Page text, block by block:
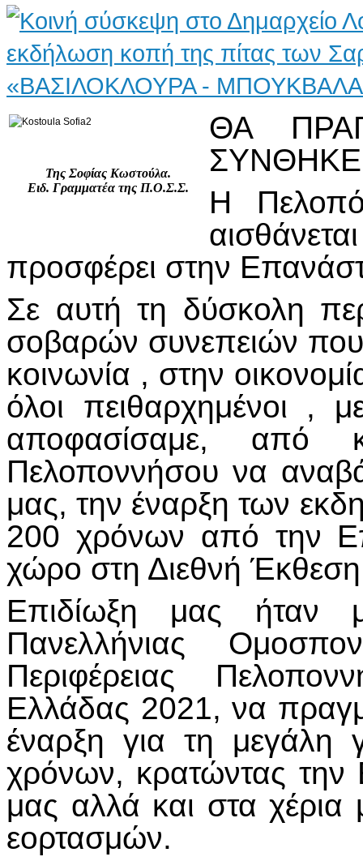
Της Σοφίας Κωστούλα.
Ειδ. Γραμματέα της Π.Ο.Σ.Σ.
ΘΑ
Η
προσφέρει στην
Σε αυτή τη δύσκολη
σοβαρών συνεπειών που
κοινωνία , στην
όλοι πειθαρχημένοι ,
αποφασίσαμε, από
Πελοποννήσου να
μας, την έναρξη των
200 χρόνων από την
χώρο στη Διεθνή
Επιδίωξη μας ήταν
Πανελλήνιας
Περιφέρειας
Ελλάδας 2021, να
έναρξη για τη μεγάλη
χρόνων, κρατώντας
μας αλλά και στα
εορτασμών.